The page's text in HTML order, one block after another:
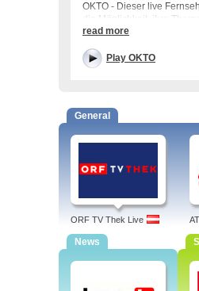
OKTO - Dieser live
die Möglichkeit, ihre
Frank von Stein,
read more
Play OKTO
General
ORF TV Thek Live
News